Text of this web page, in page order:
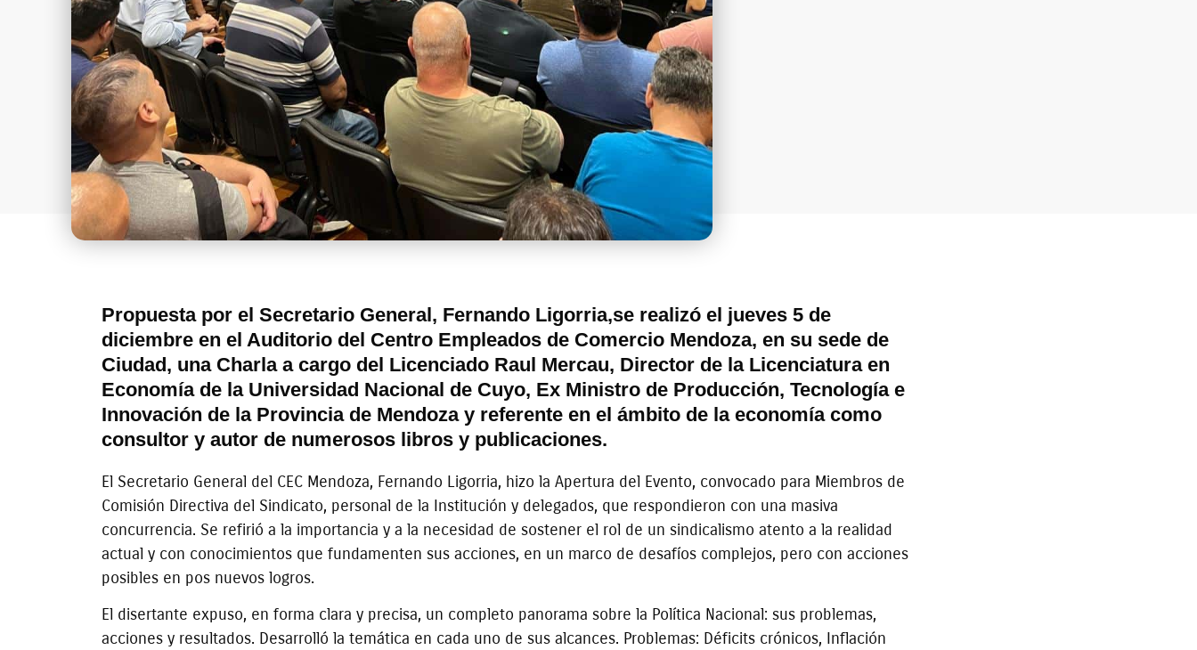
Propuesta por el Secretario General, Fernando Ligorria,se realizó el jueves 5 de
diciembre en el Auditorio del Centro Empleados de Comercio Mendoza, en su sede de
Ciudad, una Charla a cargo del Licenciado Raul Mercau, Director de la Licenciatura en
Economía de la Universidad Nacional de Cuyo, Ex Ministro de Producción, Tecnología e
Innovación de la Provincia de Mendoza y referente en el ámbito de la economía como
consultor y autor de numerosos libros y publicaciones.
El Secretario General del CEC Mendoza, Fernando Ligorria, hizo la Apertura del Evento, convocado para Miembros de
Comisión Directiva del Sindicato, personal de la Institución y delegados, que respondieron con una masiva
concurrencia. Se refirió a la importancia y a la necesidad de sostener el rol de un sindicalismo atento a la realidad
actual y con conocimientos que fundamenten sus acciones, en un marco de desafíos complejos, pero con acciones
posibles en pos nuevos logros.
El disertante expuso, en forma clara y precisa, un completo panorama sobre la Política Nacional: sus problemas,
acciones y resultados. Desarrolló la temática en cada uno de sus alcances. Problemas: Déficits crónicos, Inflación